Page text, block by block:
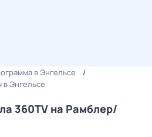
в Энгельсе
Энгельсе
360TV на Рамблер/